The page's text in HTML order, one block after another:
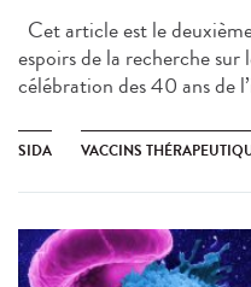
Cet article est le
espoirs de la recherche
célébration des 40 ans de
SIDA VACCINS